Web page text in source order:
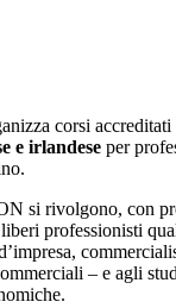
corsi accreditati
e irlandese per
si rivolgono, con
professionisti
– e agli